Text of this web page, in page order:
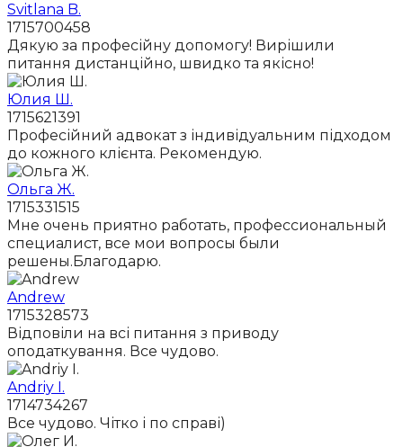
Svitlana B.
1715700458
Дякую за професійну допомогу! Вирішили
питання дистанційно, швидко та якісно!
Юлия Ш.
1715621391
Професійний адвокат з індивідуальним підходом
до кожного клієнта. Рекомендую.
Ольга Ж.
1715331515
Мне очень приятно работать, профессиональный
специалист, все мои вопросы были
решены.Благодарю.
Andrew
1715328573
Відповіли на всі питання з приводу
оподаткування. Все чудово.
Andriy I.
1714734267
Все чудово. Чітко і по справі)